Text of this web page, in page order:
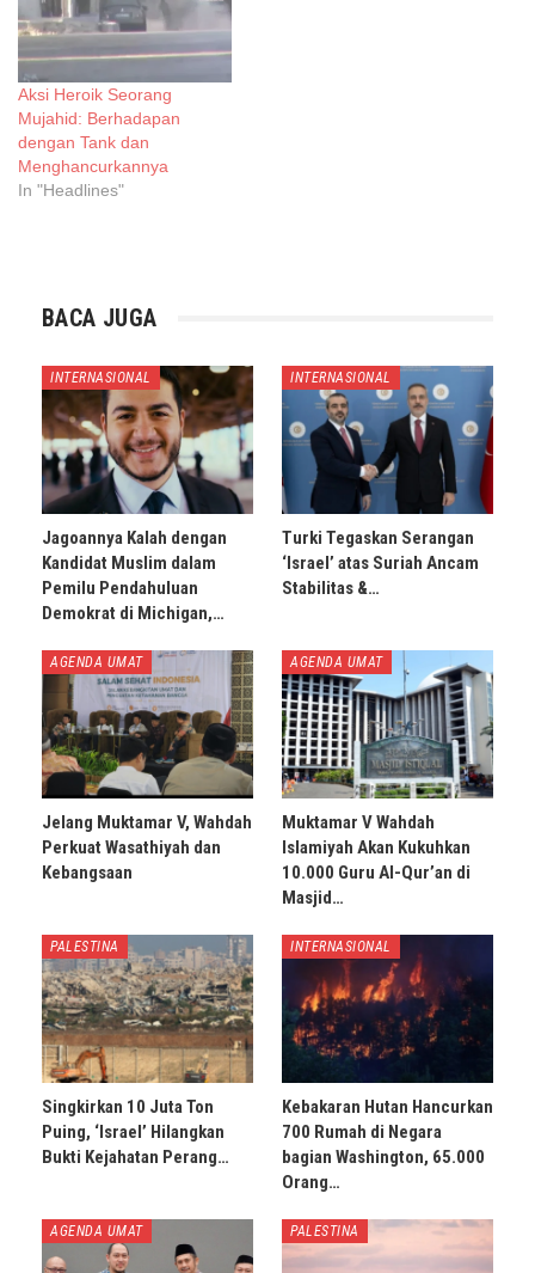
Aksi Heroik Seorang
Mujahid: Berhadapan
dengan Tank dan
Menghancurkannya
In "Headlines"
BACA JUGA
INTERNASIONAL
Jagoannya Kalah dengan
Kandidat Muslim dalam
Pemilu Pendahuluan
Demokrat di Michigan,…
INTERNASIONAL
Turki Tegaskan Serangan
‘Israel’ atas Suriah Ancam
Stabilitas &…
AGENDA UMAT
Jelang Muktamar V, Wahdah
Perkuat Wasathiyah dan
Kebangsaan
AGENDA UMAT
Muktamar V Wahdah
Islamiyah Akan Kukuhkan
10.000 Guru Al-Qur’an di
Masjid…
PALESTINA
Singkirkan 10 Juta Ton
Puing, ‘Israel’ Hilangkan
Bukti Kejahatan Perang…
INTERNASIONAL
Kebakaran Hutan Hancurkan
700 Rumah di Negara
bagian Washington, 65.000
Orang…
AGENDA UMAT PALESTINA